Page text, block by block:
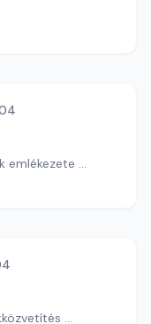
emlékezete ...
...